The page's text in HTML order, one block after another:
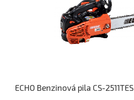
ECHO Benzinová pila CS-2511TES